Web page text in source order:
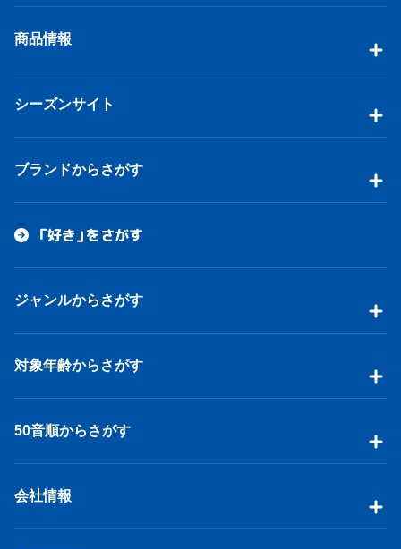
商品情報
シーズンサイト
ブランドからさがす
「好き」をさがす
ジャンルからさがす
対象年齢からさがす
50音順からさがす
会社情報